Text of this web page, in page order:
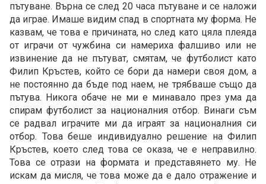
пътуване. Върна се след 20 часа пътуване и се наложи
да играе. Имаше видим спад в спортната му форма. Не
казвам, че това е причината, но след като цяла плеяда
от играчи от чужбина си намериха фалшиво или не
извинение да не пътуват, смятам, че футболист като
Филип Кръстев, който се бори да намери своя дом, а
не постоянно да бъде под наем, не трябваше също да
пътува. Никога обаче не ми е минавало през ума да
спирам футболист за националния отбор. Винаги съм
се радвал играчите ми да играят за националния си
отбор. Това беше индивидуално решение на Филип
Кръстев, което след това се оказа, че е неправилно.
Това се отрази на формата и представянето му. Не
искам да мисля, че това може да е дало отражение и